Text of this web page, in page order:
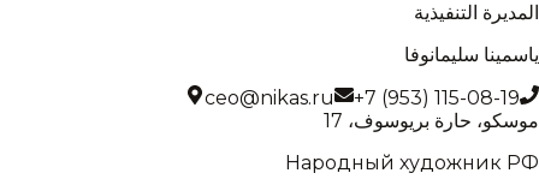
المديرة التنفيذية
ياسمينا سليمانوفا
+7 (953) 115-08-19
ceo@nikas.ru
موسكو، حارة بريوسوف، 17
Народный художник РФ